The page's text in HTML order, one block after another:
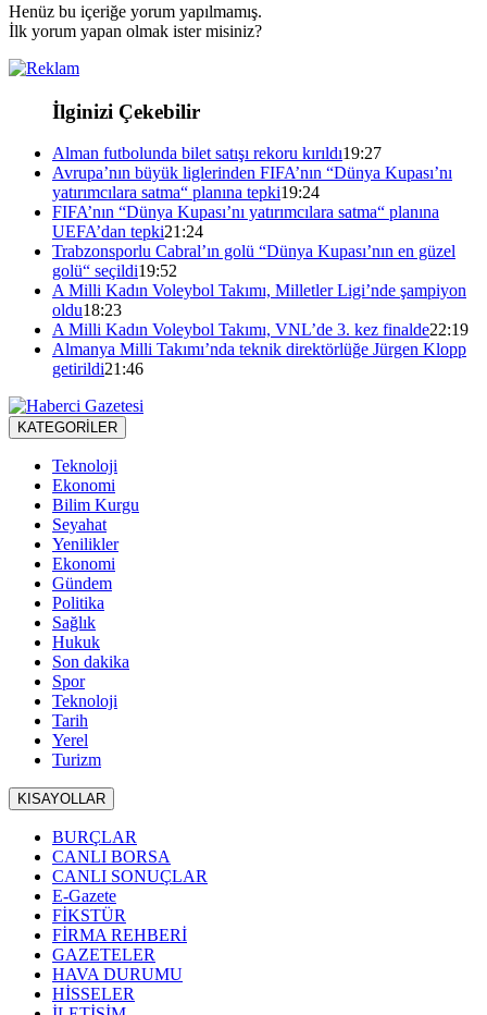
Henüz bu içeriğe yorum yapılmamış.
İlk yorum yapan olmak ister misiniz?
İlginizi Çekebilir
Alman futbolunda bilet satışı rekoru kırıldı19:27
Avrupa’nın büyük liglerinden FIFA’nın “Dünya Kupası’nı
yatırımcılara satma“ planına tepki19:24
FIFA’nın “Dünya Kupası’nı yatırımcılara satma“ planına
UEFA’dan tepki21:24
Trabzonsporlu Cabral’ın golü “Dünya Kupası’nın en güzel
golü“ seçildi19:52
A Milli Kadın Voleybol Takımı, Milletler Ligi’nde şampiyon
oldu18:23
A Milli Kadın Voleybol Takımı, VNL’de 3. kez finalde22:19
Almanya Milli Takımı’nda teknik direktörlüğe Jürgen Klopp
getirildi21:46
KATEGORİLER
Teknoloji
Ekonomi
Bilim Kurgu
Seyahat
Yenilikler
Ekonomi
Gündem
Politika
Sağlık
Hukuk
Son dakika
Spor
Teknoloji
Tarih
Yerel
Turizm
KISAYOLLAR
BURÇLAR
CANLI BORSA
CANLI SONUÇLAR
E-Gazete
FİKSTÜR
FİRMA REHBERİ
GAZETELER
HAVA DURUMU
HİSSELER